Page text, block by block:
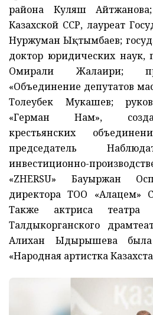
района Куляш
Казахской ССР, лауреат
Нуржуман Ықтымбаев;
доктор юридических наук,
Омирали Жалаири;
«Объединение депутатов
Толеубек Мукашев;
«Герман Нам»,
крестьянских
председатель
инвестиционно-
«ZHERSU» Бауыржан
директора ТОО «Алацем»
Также актриса
Талдыкорганского
Алихан Ыдырышева была
«Народная артистка